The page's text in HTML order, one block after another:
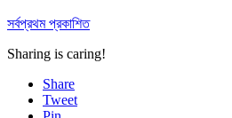
সর্বপ্রথম প্রকাশিত
Sharing is caring!
Share
Tweet